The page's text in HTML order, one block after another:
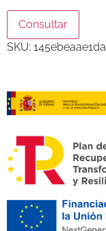
Consultar
SKU: 145ebeaae1da